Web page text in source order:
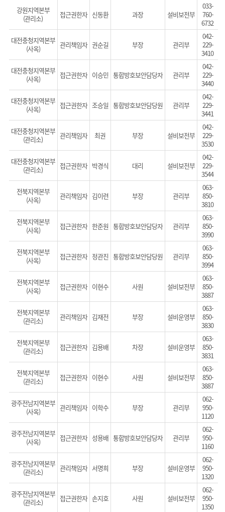
강원지역본부
(관리소)
접근권한자 신동환 과장 설비보전부
033-
760-
6732
대전충청지역본부
(사옥)
관리책임자 권순길 부장 관리부
042-
229-
3410
대전충청지역본부
(사옥)
접근권한자 이승민 통합방호보안담당자 관리부
042-
229-
3440
대전충청지역본부
(사옥)
접근권한자 조승일 통합방호보안담당원 관리부
042-
229-
3441
대전충청지역본부
(관리소)
관리책임자 최권 부장 설비보전부
042-
229-
3530
대전충청지역본부
(관리소)
접근권한자 박경식 대리 설비보전부
042-
229-
3544
전북지역본부
(사옥)
관리책임자 김이련 부장 관리부
063-
850-
3810
전북지역본부
(사옥)
접근권한자 한준원 통합방호보안담당자 관리부
063-
850-
3990
전북지역본부
(사옥)
접근권한자 정관진 통합방호보안담당원 관리부
063-
850-
3994
전북지역본부
(사옥)
접근권한자 이현수 사원 설비보전부
063-
850-
3887
전북지역본부
(관리소)
관리책임자 김재전 부장 설비운영부
063-
850-
3830
전북지역본부
(관리소)
접근권한자 김용배 차장 설비운영부
063-
850-
3831
전북지역본부
(관리소)
접근권한자 이현수 사원 설비보전부
063-
850-
3887
광주전남지역본부
(사옥)
관리책임자 이학수 부장 관리부
062-
950-
1120
광주전남지역본부
(사옥)
접근권한자 성용배 통합방호보안담당자 관리부
062-
950-
1160
광주전남지역본부
(관리소)
관리책임자 서명희 부장 설비운영부
062-
950-
1320
광주전남지역본부
(관리소)
접근권한자 손지호 사원 설비보전부
062-
950-
1350